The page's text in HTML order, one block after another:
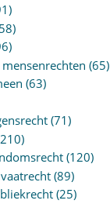
(65)
(63)
(71)
(120)
(89)
(25)